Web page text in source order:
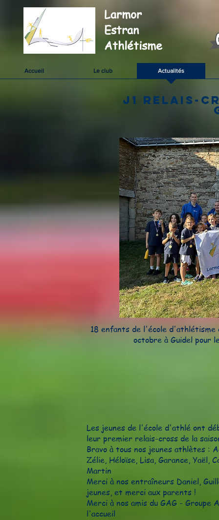
Larmor
Estran
Athlétisme
J1 Relais-
18 enfants de l'école
octobre à Guidel pour
Les jeunes de l'école d'athlé ont
leur premier relais-cross de la
Bravo à tous nos jeunes athlètes :
Zélie, Héloïse, Lisa, Garance, Yaël,
Martin
Merci à nos entraîneurs Daniel,
jeunes, et merci aux parents !
Merci à nos amis du GAG - Groupe
l'accueil
Accueil Le club Actualités